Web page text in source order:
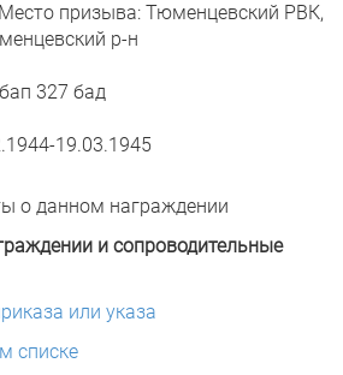
Место призыва: Тюменцевский РВК,
р-н
327 бад
19.03.1945
о данном награждении
и сопроводительные
или указа
списке